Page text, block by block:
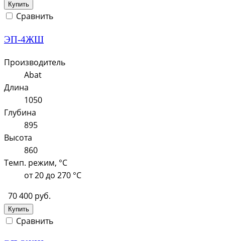
Купить
Сравнить
ЭП-4ЖШ
Производитель
Abat
Длина
1050
Глубина
895
Высота
860
Темп. режим, °C
от 20 до 270 °С
70 400 руб.
Купить
Сравнить